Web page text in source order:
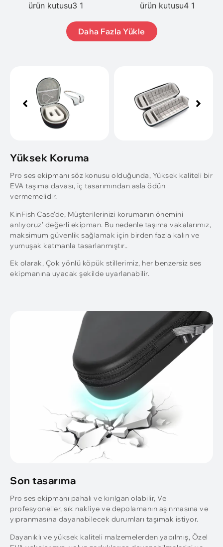
ürün kutusu3 1 ürün kutusu4 1
Daha Fazla Yükle
Yüksek Koruma
Pro ses ekipmanı söz konusu olduğunda, Yüksek kaliteli bir
EVA taşıma davası, iç tasarımından asla ödün
vermemelidir.
KinFish Case'de, Müşterilerinizi korumanın önemini
anlıyoruz’ değerli ekipman. Bu nedenle taşıma vakalarımız,
maksimum güvenlik sağlamak için birden fazla kalın ve
yumuşak katmanla tasarlanmıştır..
Ek olarak, Çok yönlü köpük stillerimiz, her benzersiz ses
ekipmanına uyacak şekilde uyarlanabilir.
Son tasarıma
Pro ses ekipmanı pahalı ve kırılgan olabilir, Ve
profesyoneller, sık nakliye ve depolamanın aşınmasına ve
yıpranmasına dayanabilecek durumları taşımak istiyor.
Dayanıklı ve yüksek kaliteli malzemelerden yapılmış, Özel